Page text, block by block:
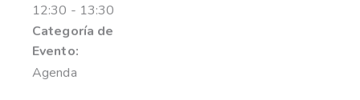
12:30 - 13:30
Categoría de
Evento:
Agenda